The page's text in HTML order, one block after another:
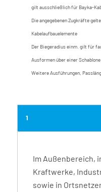
gilt ausschließlich für Bayka-
Die angegebenen Zugkräfte
Kabelaufbauelemente
Der Biegeradius einm. gilt für
Ausformen über einer
Weitere Ausführungen,
1
Im Außenbereich,
Kraftwerke,
sowie in